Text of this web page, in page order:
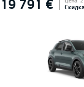
19 791 €